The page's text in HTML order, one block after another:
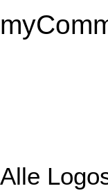
Alle